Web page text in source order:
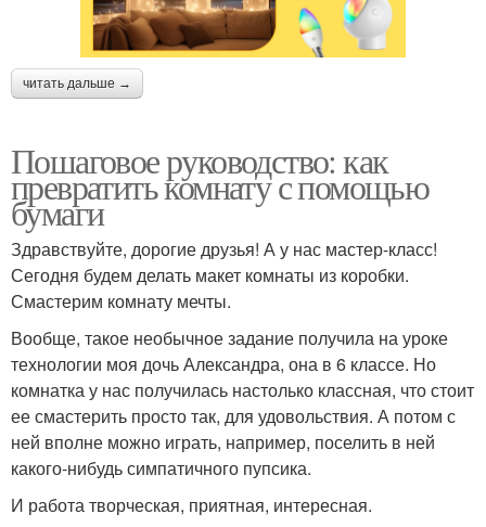
читать дальше →
Пошаговое руководство: как
превратить комнату с помощью
бумаги
Здравствуйте, дорогие друзья! А у нас мастер-класс!
Сегодня будем делать макет комнаты из коробки.
Смастерим комнату мечты.
Вообще, такое необычное задание получила на уроке
технологии моя дочь Александра, она в 6 классе. Но
комнатка у нас получилась настолько классная, что стоит
ее смастерить просто так, для удовольствия. А потом с
ней вполне можно играть, например, поселить в ней
какого-нибудь симпатичного пупсика.
И работа творческая, приятная, интересная.